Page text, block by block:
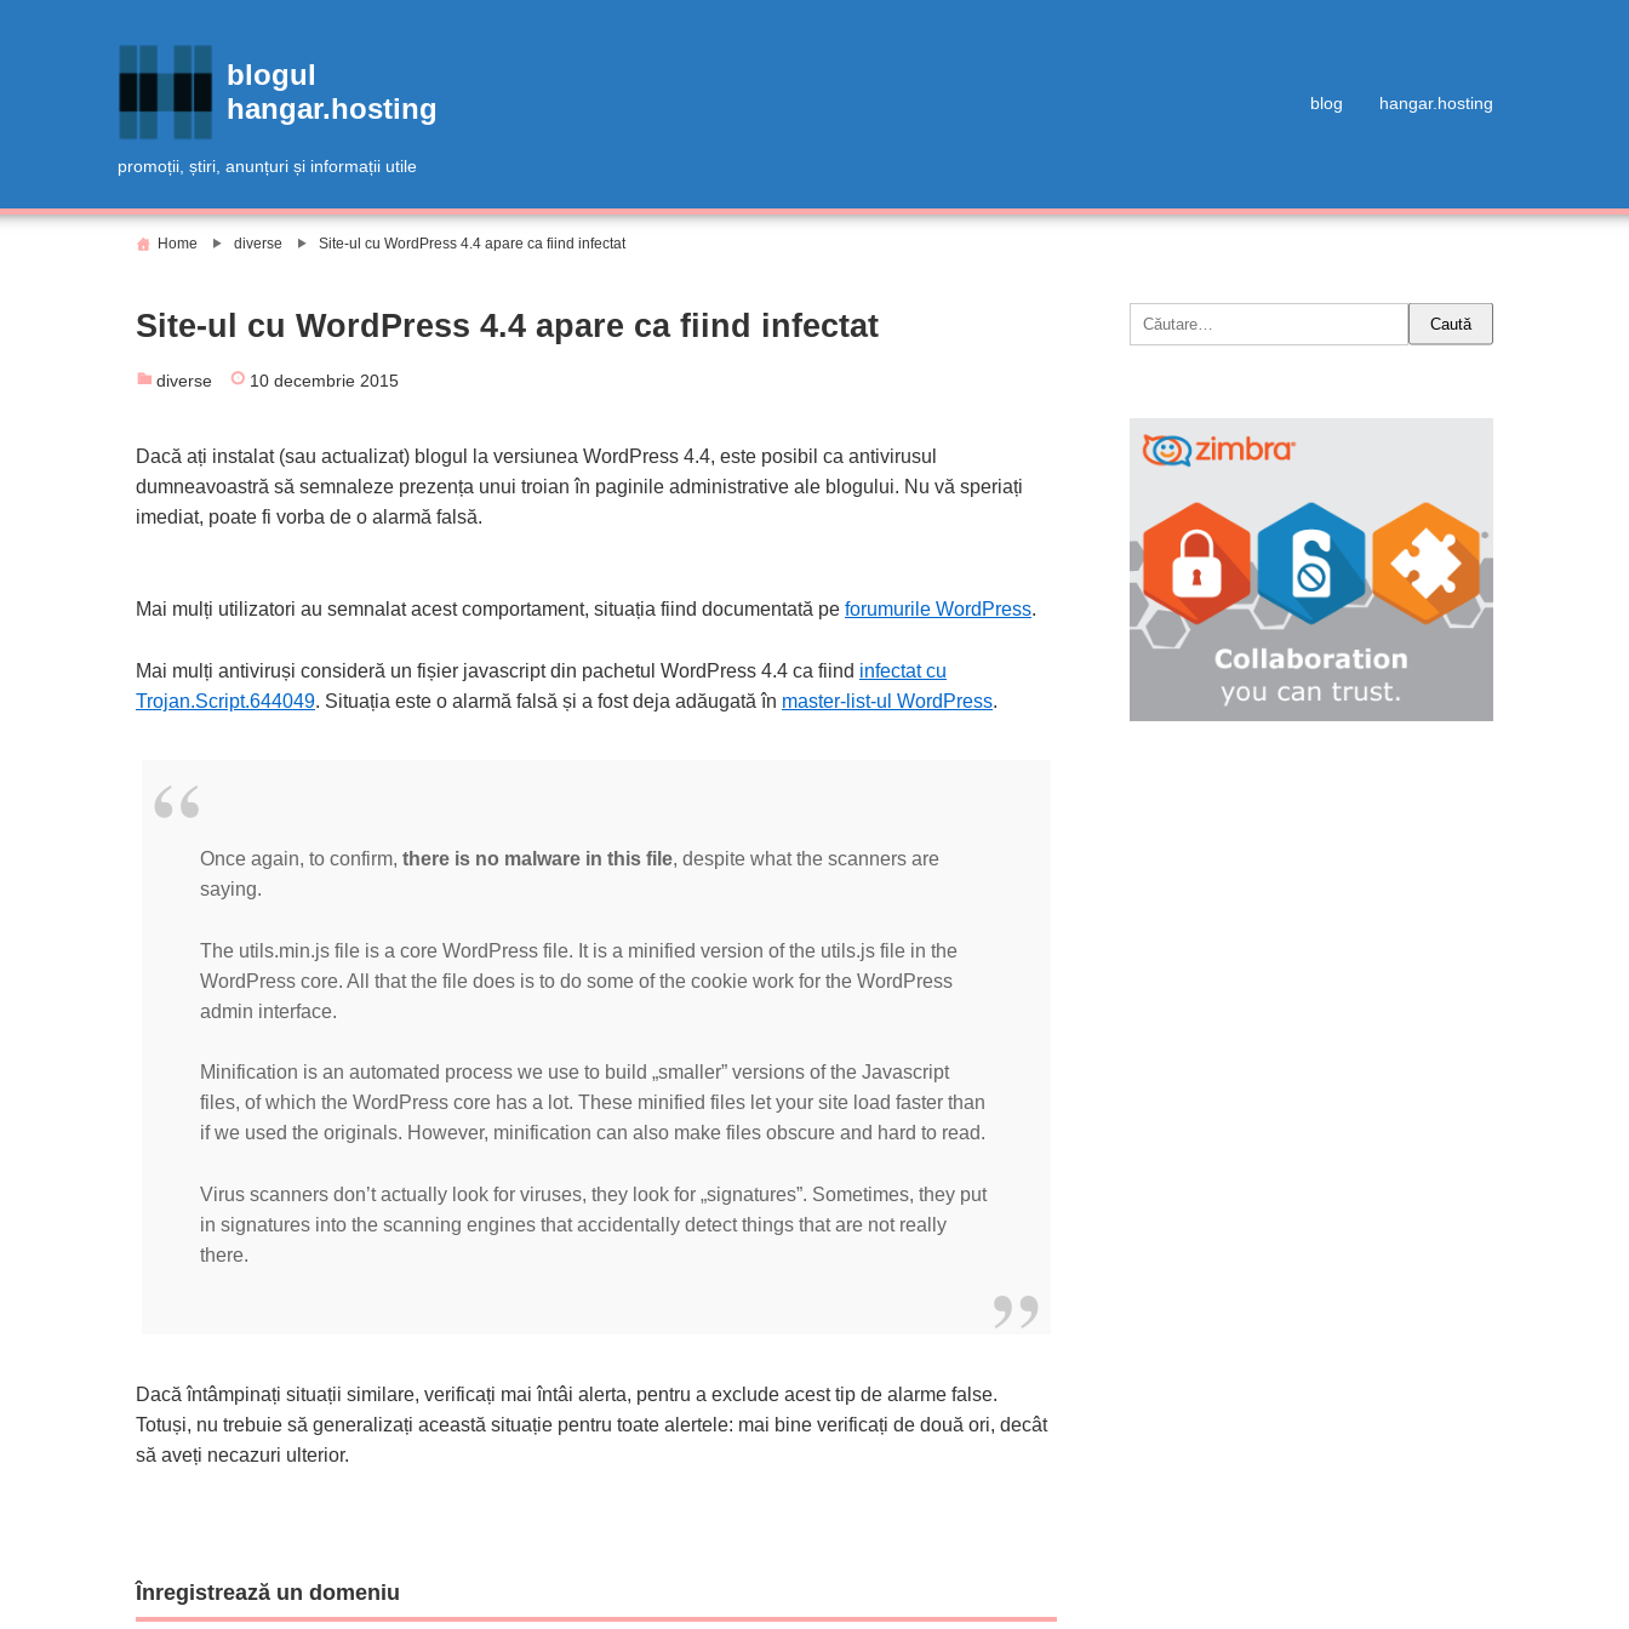
blogul
hangar.hosting
promoții, știri, anunțuri și informații utile
blog hangar.hosting
Home diverse Site-ul cu WordPress 4.4 apare ca fiind infectat
Site-ul cu WordPress 4.4 apare ca fiind infectat
diverse 10 decembrie 2015
Dacă ați instalat (sau actualizat) blogul la versiunea WordPress 4.4, este posibil ca antivirusul
dumneavoastră să semnaleze prezența unui troian în paginile administrative ale blogului. Nu vă speriați
imediat, poate fi vorba de o alarmă falsă.
Mai mulți utilizatori au semnalat acest comportament, situația fiind documentată pe forumurile WordPress.
Mai mulți antiviruși consideră un fișier javascript din pachetul WordPress 4.4 ca fiind infectat cu
Trojan.Script.644049. Situația este o alarmă falsă și a fost deja adăugată în master-list-ul WordPress.
Once again, to confirm, there is no malware in this file, despite what the scanners are
saying.
The utils.min.js file is a core WordPress file. It is a minified version of the utils.js file in the
WordPress core. All that the file does is to do some of the cookie work for the WordPress
admin interface.
Minification is an automated process we use to build „smaller” versions of the Javascript
files, of which the WordPress core has a lot. These minified files let your site load faster than
if we used the originals. However, minification can also make files obscure and hard to read.
Virus scanners don’t actually look for viruses, they look for „signatures”. Sometimes, they put
in signatures into the scanning engines that accidentally detect things that are not really
there.
Dacă întâmpinați situații similare, verificați mai întâi alerta, pentru a exclude acest tip de alarme false.
Totuși, nu trebuie să generalizați această situație pentru toate alertele: mai bine verificați de două ori, decât
să aveți necazuri ulterior.
Înregistrează un domeniu
Caută
după: